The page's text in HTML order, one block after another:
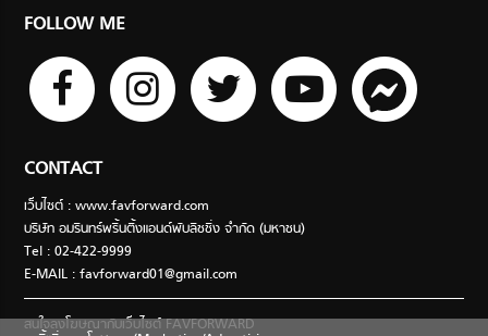
FOLLOW ME
CONTACT
เว็บไซต์ : www.favforward.com
บริษัท อมรินทร์พริ้นติ้งแอนด์พับลิชชิ่ง จำกัด (มหาชน)
Tel : 02-422-9999
E-MAIL :favforward01@gmail.com
สนใจลงโฆษณากับเว็บไซต์ FAVFORWARD